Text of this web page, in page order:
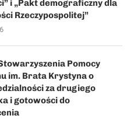
i „Pakt demograficzny dla
Rzeczypospolitej”
Pomocy
im. Brata Krystyna o
za drugiego
i gotowości do